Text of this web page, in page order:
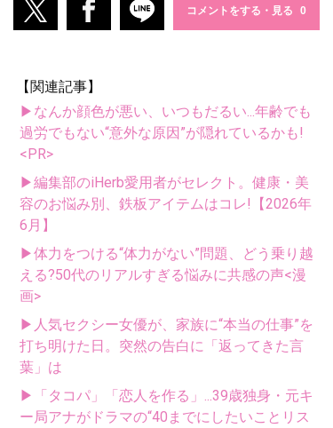
コメントをする・見る
【関連記事】
▶なんか顔色が悪い、いつもだるい...年齢でも
過労でもない“意外な原因”が隠れているかも!
<PR>
▶編集部のiHerb愛用者がセレクト。健康・美
容のお悩み別、鉄板アイテムはコレ!【2026年
6月】
▶体力をつける“体力がない”問題、どう乗り越
える?50代のリアルすぎる悩みに共感の声<漫
画>
▶人気セクシー女優が、家族に“本当の仕事”を
打ち明けた日。突然の告白に「返ってきた言
葉」は
▶「タコパ」「恋人を作る」...39歳独身・元キ
ー局アナがドラマの“40までにしたいことリス